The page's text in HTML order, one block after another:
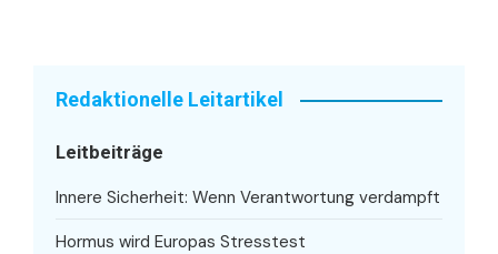
Redaktionelle Leitartikel
Leitbeiträge
Innere Sicherheit: Wenn Verantwortung verdampft
Hormus wird Europas Stresstest